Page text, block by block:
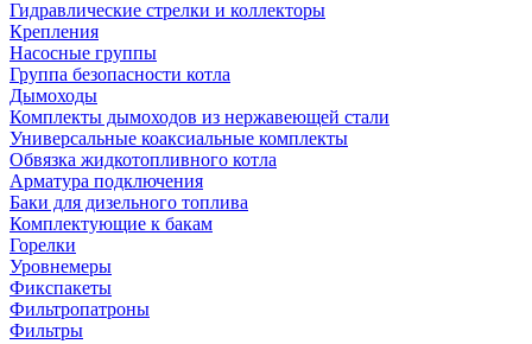
Гидравлические стрелки и коллекторы
Крепления
Насосные группы
Группа безопасности котла
Дымоходы
Комплекты дымоходов из нержавеющей стали
Универсальные коаксиальные комплекты
Обвязка жидкотопливного котла
Арматура подключения
Баки для дизельного топлива
Комплектующие к бакам
Горелки
Уровнемеры
Фикспакеты
Фильтропатроны
Фильтры